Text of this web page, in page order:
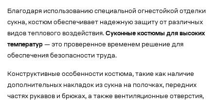
Благодаря использованию специальной огнестойкой отделки
сукна, костюм обеспечивает надежную защиту от различных
видов теплового воздействия. Суконные костюмы для высоких
температур — это проверенное временем решение для
обеспечения безопасности труда.
Конструктивные особенности костюма, такие как наличие
дополнительных накладок из сукна на полочках, передних
частях рукавов и брюках, а также вентиляционные отверстия,